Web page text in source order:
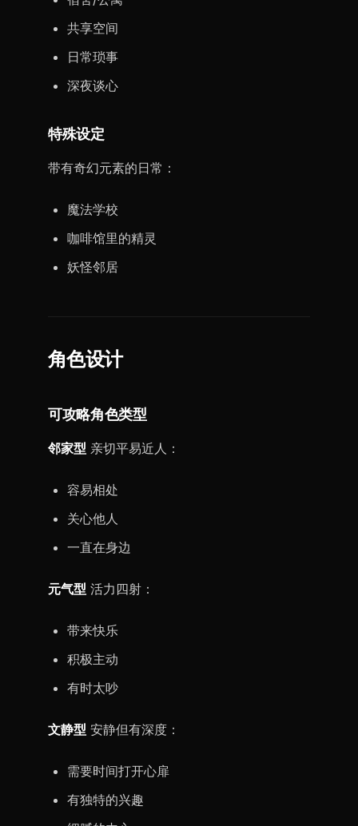
共享空间
日常琐事
深夜谈心
特殊设定
带有奇幻元素的日常：
魔法学校
咖啡馆里的精灵
妖怪邻居
角色设计
可攻略角色类型
邻家型 亲切平易近人：
容易相处
关心他人
一直在身边
元气型 活力四射：
带来快乐
积极主动
有时太吵
文静型 安静但有深度：
需要时间打开心扉
有独特的兴趣